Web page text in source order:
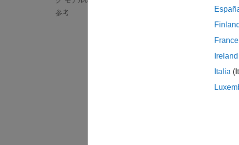
参考
PMSM モ
PMSM モデ
ます。
モータ
このモデル
デルを変更
Finland
France
Ireland
Italia